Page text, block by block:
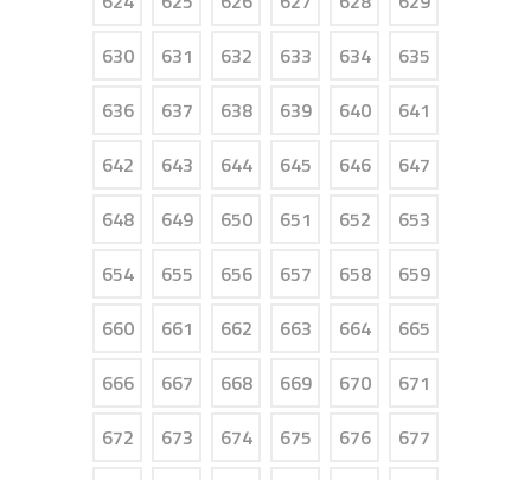
630
631 632 633 634
635
636
637 638 639 640
641
642
643 644 645 646
647
648
649 650 651 652
653
654
655 656 657 658
659
660
661 662 663 664
665
666
667 668 669 670
671
672
673 674 675 676
677